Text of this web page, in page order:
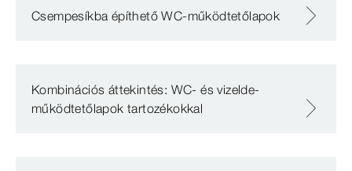
Csempesíkba építhető WC-működtetőlapok
Kombinációs áttekintés: WC- és vizelde-
működtetőlapok tartozékokkal